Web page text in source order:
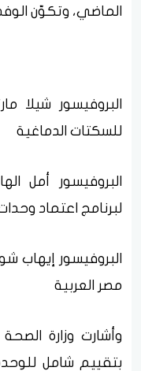
الماضي، وتكوّن الوفد
البروفيسور شيلا
للسكتات الدماغية
البروفيسور أمل
لبرنامج اعتماد
البروفيسور
مصر العربية
وأشارت وزارة الصحة
بتقييم شامل